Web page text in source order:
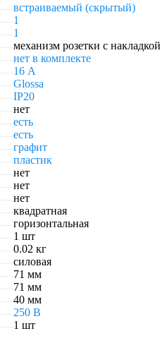
встраиваемый (скрытый)
1
1
механизм розетки с накладкой
нет в комплекте
16 А
Glossa
IP20
нет
есть
есть
графит
пластик
нет
нет
нет
квадратная
горизонтальная
1 шт
0.02 кг
силовая
71 мм
71 мм
40 мм
250 В
1 шт